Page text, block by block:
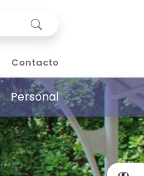
Contacto
Personal